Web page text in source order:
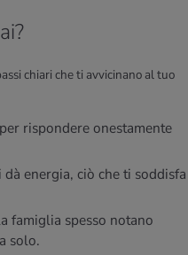
chiari che ti avvicinano al tuo
rispondere onestamente
energia, ciò che ti soddisfa
famiglia spesso notano
solo.